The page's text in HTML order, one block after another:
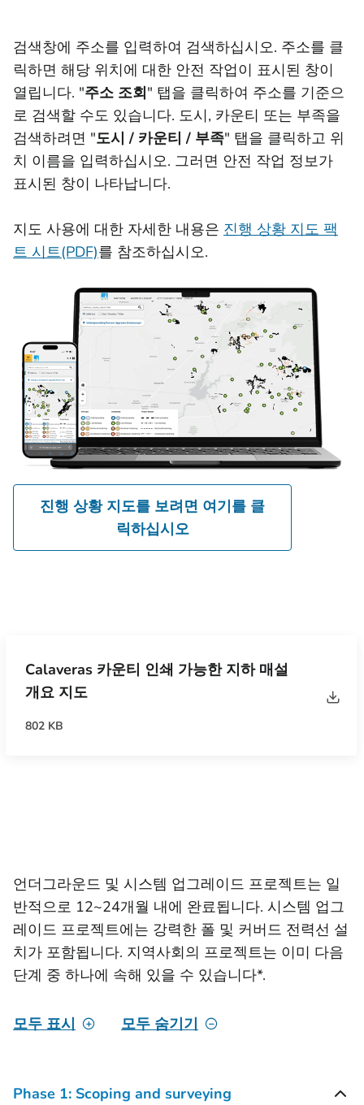
검색창에 주소를 입력하여 검색하십시오. 주소를 클
릭하면 해당 위치에 대한 안전 작업이 표시된 창이
열립니다. "주소 조회" 탭을 클릭하여 주소를 기준으
로 검색할 수도 있습니다. 도시, 카운티 또는 부족을
검색하려면 "도시 / 카운티 / 부족" 탭을 클릭하고 위
치 이름을 입력하십시오. 그러면 안전 작업 정보가
표시된 창이 나타납니다.
지도 사용에 대한 자세한 내용은 진행 상황 지도 팩
트 시트(PDF)를 참조하십시오.
진행 상황 지도를 보려면 여기를 클
릭하십시오
Calaveras 카운티 인쇄 가능한 지하 매설
개요 지도
802 KB
언더그라운드 및 시스템 업그레이드 프로젝트는 일
반적으로 12~24개월 내에 완료됩니다. 시스템 업그
레이드 프로젝트에는 강력한 폴 및 커버드 전력선 설
치가 포함됩니다. 지역사회의 프로젝트는 이미 다음
단계 중 하나에 속해 있을 수 있습니다*.
모두 표시 모두 숨기기
Phase 1: Scoping and surveying